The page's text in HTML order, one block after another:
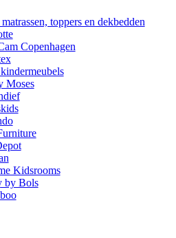
toppers en dekbedden
Copenhagen
Moses
Kidsrooms
by Bols